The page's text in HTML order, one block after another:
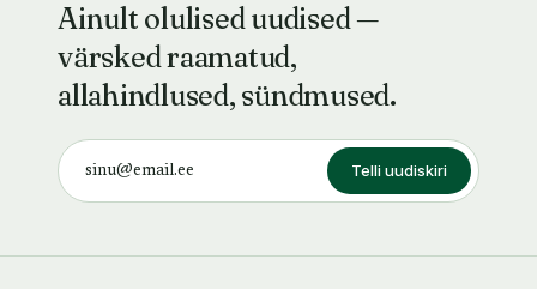
Ainult olulised uudised —
värsked raamatud,
allahindlused, sündmused.
Telli uudiskiri